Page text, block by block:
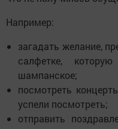
Например:
загадать желание,
салфетке,
шампанское;
посмотреть
успели посмотреть;
отправить